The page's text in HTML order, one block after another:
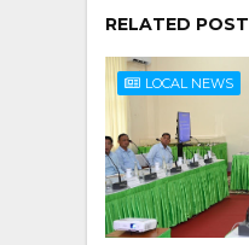
RELATED POST
LOCAL NEWS